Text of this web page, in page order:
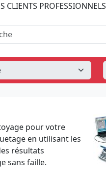
CLIENTS PROFESSIONNELS
pour votre
en utilisant les
résultats
sans faille.